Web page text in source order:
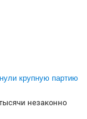
крупную партию
незаконно